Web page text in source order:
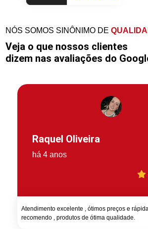
NÓS SOMOS SINÔNIMO DE
Veja o que nossos clientes
dizem nas avaliações do
Raquel Oliveira
há 4 anos
Atendimento excelente , ótimos preços e
recomendo , produtos de ótima qualidade.